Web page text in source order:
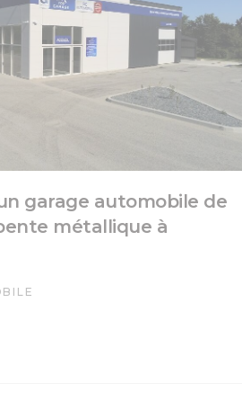
garage automobile de
métallique à